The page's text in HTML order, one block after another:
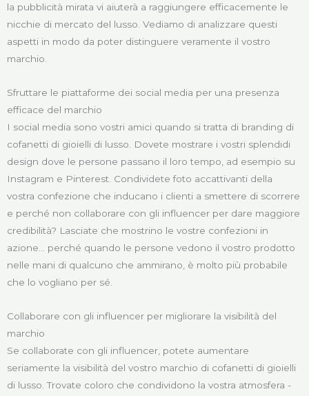
la pubblicità mirata vi aiuterà a raggiungere efficacemente le
nicchie di mercato del lusso. Vediamo di analizzare questi
aspetti in modo da poter distinguere veramente il vostro
marchio.
Sfruttare le piattaforme dei social media per una presenza
efficace del marchio
I social media sono vostri amici quando si tratta di branding di
cofanetti di gioielli di lusso. Dovete mostrare i vostri splendidi
design dove le persone passano il loro tempo, ad esempio su
Instagram e Pinterest. Condividete foto accattivanti della
vostra confezione che inducano i clienti a smettere di scorrere
e perché non collaborare con gli influencer per dare maggiore
credibilità? Lasciate che mostrino le vostre confezioni in
azione... perché quando le persone vedono il vostro prodotto
nelle mani di qualcuno che ammirano, è molto più probabile
che lo vogliano per sé.
Collaborare con gli influencer per migliorare la visibilità del
marchio
Se collaborate con gli influencer, potete aumentare
seriamente la visibilità del vostro marchio di cofanetti di gioielli
di lusso. Trovate coloro che condividono la vostra atmosfera -